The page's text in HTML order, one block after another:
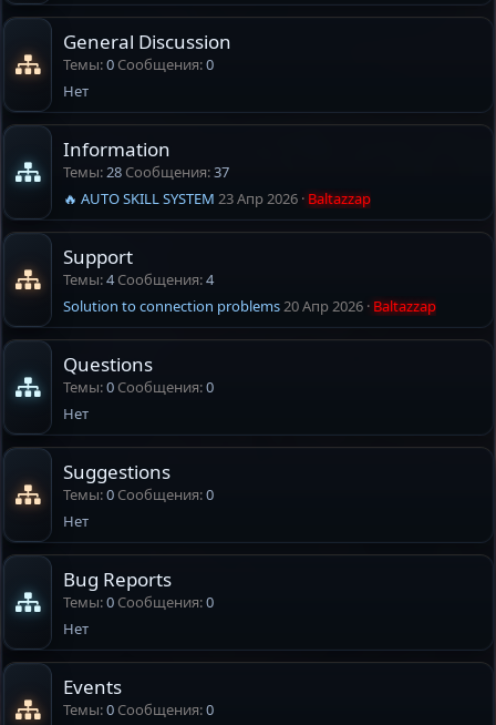
General Discussion
Темы 0 Сообщения 0
Нет
Information
Темы 28 Сообщения 37
🔥 AUTO SKILL SYSTEM 23 Апр 2026 Baltazzap
Support
Темы 4 Сообщения 4
Solution to connection problems20 Апр 2026 Baltazzap
Questions
Темы 0 Сообщения 0
Нет
Suggestions
Темы 0 Сообщения 0
Нет
Bug Reports
Темы 0 Сообщения 0
Нет
Events
Темы 0 Сообщения 0